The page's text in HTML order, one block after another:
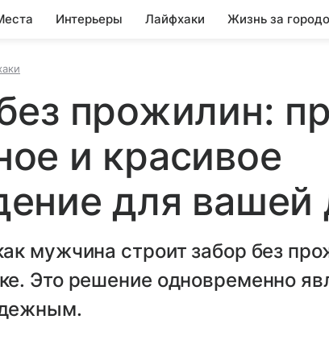
Интерьеры Лайфхаки Жизнь за
прожилин:
и красивое
для вашей
мужчина строит забор без
Это решение одновременно